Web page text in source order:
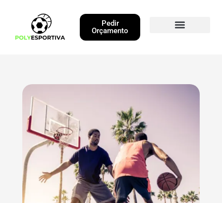
Pedir
Orçamento